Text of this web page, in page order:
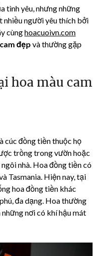
tình yêu, nhưng những
nhiều người yêu thích bởi
cùnghoacuoivn.com
đẹp và thường gặp
hoa màu cam
cúc đồng tiền thuộc họ
trồng trong vườn hoặc
nhà. Hoa đồng tiền có
Tasmania. Hiện nay, tại
hoa đồng tiền khác
đa dạng. Hoa thường
nơi có khí hậu mát